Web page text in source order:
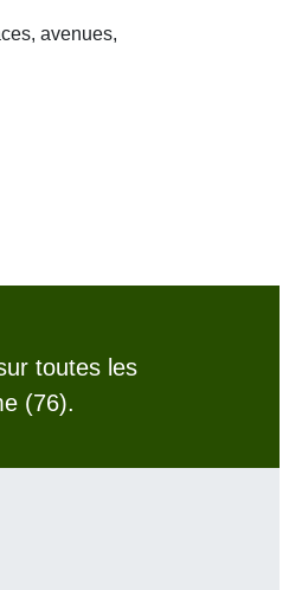
avenues,
toutes les
(76).